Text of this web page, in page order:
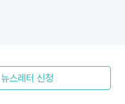
뉴스레터 신청